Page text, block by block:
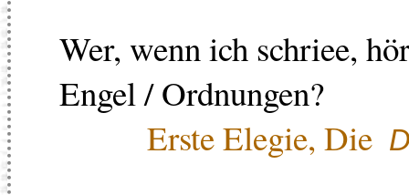
Wer, wenn ich schriee,
Engel / Ordnungen?
Erste Elegie, Die